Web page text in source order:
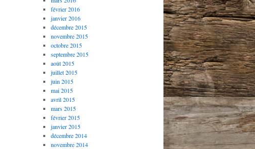
février 2016
janvier 2016
décembre 2015
novembre 2015
octobre 2015
septembre 2015
août 2015
juillet 2015
juin 2015
mai 2015
avril 2015
mars 2015
février 2015
janvier 2015
décembre 2014
novembre 2014